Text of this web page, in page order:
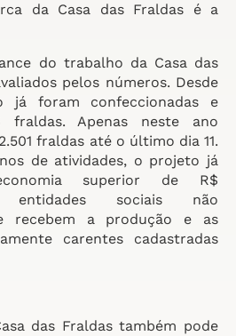
da Casa das Fraldas é a
do trabalho da Casa das
pelos números. Desde
foram confeccionadas e
fraldas. Apenas neste ano
fraldas até o último dia 11.
de atividades, o projeto já
superior de R$
entidades sociais não
recebem a produção e as
carentes cadastradas
das Fraldas também pode